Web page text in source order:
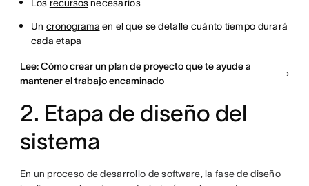
Los recursosnecesarios
Un cronograma en el que se detalle cuánto tiempo durará
cada etapa
Lee: Cómo crear un plan de proyecto que te ayude a
mantener el trabajo encaminado
2. Etapa de diseño del
sistema
En un proceso de desarrollo de software, la fase de diseño